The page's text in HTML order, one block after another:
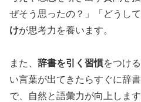
ぜそう思ったの？」「どうして
けが思考力を養います。
また、 辞書を引く習慣をつけ
い言葉が出てきたらすぐに辞
で、自然と語彙力が向上しま